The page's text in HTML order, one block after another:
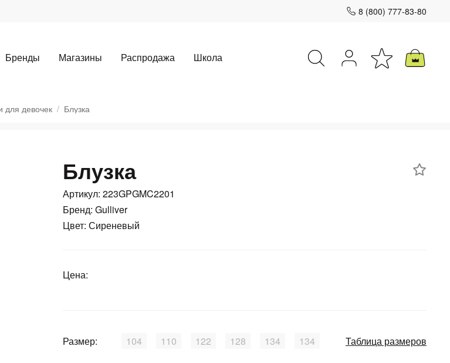
8 (800) 777-83-80
Бренды Магазины Распродажа Школа
для девочек Блузка
Блузка
Артикул: 223GPGMC2201
Бренд: Gulliver
Цвет: Сиреневый
Цена:
Размер: 104 110 122 128 134 134 Таблица размеров
переплат